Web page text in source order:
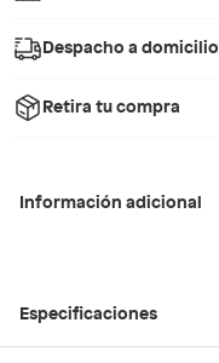
Despacho a domicilio
Retira tu compra
Información adicional
Especificaciones